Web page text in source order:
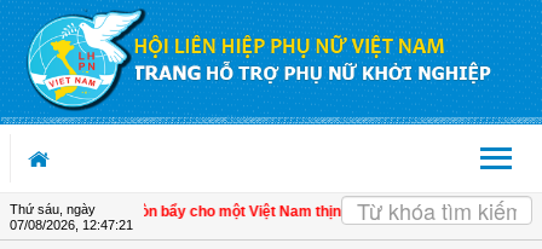
Truy cập nội dung luôn
Thứ sáu, ngày
07/08/2026 12:47:21
tế tư nhân - Đòn bẩy cho một Việt Nam thịnh vượng | Hội LHPN tỉnh Kiên